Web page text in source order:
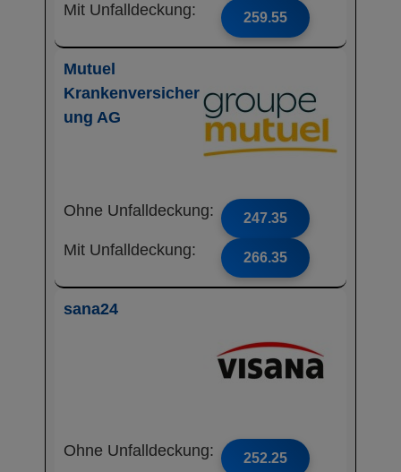
Mit Unfalldeckung: 259.55
Mutuel
Krankenversicher
ung AG
Ohne Unfalldeckung: 247.35
Mit Unfalldeckung: 266.35
sana24
Ohne Unfalldeckung: 252.25